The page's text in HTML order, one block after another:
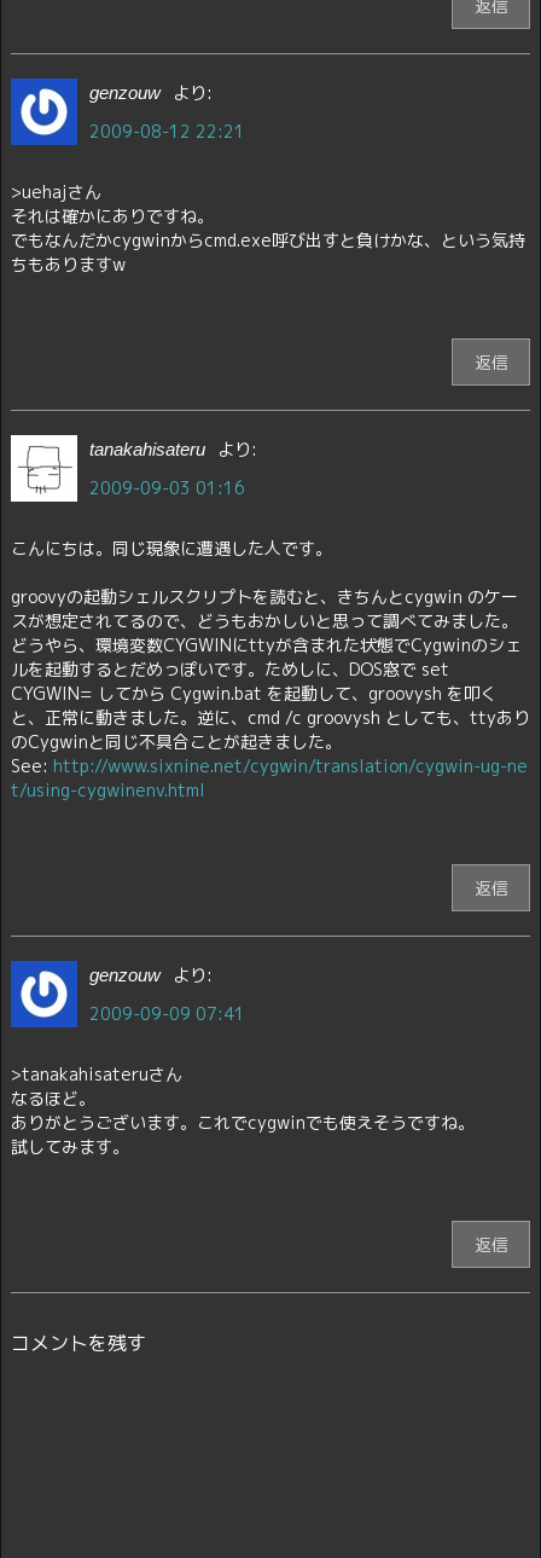
返信
genzouw
より:
2009-08-12 22:21
>uehajさん
それは確かにありですね。
でもなんだかcygwinからcmd.exe呼び出すと負けかな、という気持
ちもありますw
返信
tanakahisateru
より:
2009-09-03 01:16
こんにちは。同じ現象に遭遇した人です。
groovyの起動シェルスクリプトを読むと、きちんとcygwin のケー
スが想定されてるので、どうもおかしいと思って調べてみました。
どうやら、環境変数CYGWINにttyが含まれた状態でCygwinのシェ
ルを起動するとだめっぽいです。ためしに、DOS窓で set
CYGWIN= してから Cygwin.bat を起動して、groovysh を叩く
と、正常に動きました。逆に、cmd /c groovysh としても、ttyあり
のCygwinと同じ不具合ことが起きました。
See: http://www.sixnine.net/cygwin/translation/cygwin-ug-ne
t/using-cygwinenv.html
返信
genzouw
より:
2009-09-09 07:41
>tanakahisateruさん
なるほど。
ありがとうございます。これでcygwinでも使えそうですね。
試してみます。
返信
コメントを残す